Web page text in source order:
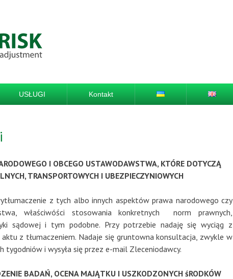
USŁUGI Kontakt
I OBCEGO USTAWODAWSTWA, KTÓRE DOTYCZĄ
TRANSPORTOWYCH I UBEZPIECZYNIOWYCH
z tych albo innych aspektów prawa narodowego czy
właściwóści stosowania konkretnych norm prawnych,
sądowej i tym podobne. Przy potrzebie nadaję się wyciąg z
z tłumaczeniem. Nadaje się gruntowna konsultacja, zwykle w
i wysyła się przez e-mail Zleceniodawcy.
BADAŃ, OCENA MAJĄTKU I USZKODZONYCH śRODKÓW